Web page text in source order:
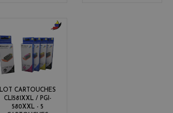
LOT CARTOUCHES
CLI581XXL / PGI-
580XXL - 5
l
a
c
3